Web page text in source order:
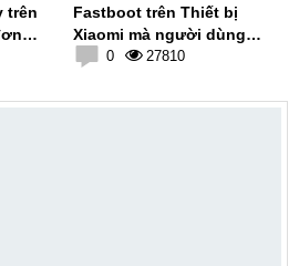
trên
Fastboot trên Thiết bị
Xiaomi mà người dùng
không thể bỏ qua
0 27810